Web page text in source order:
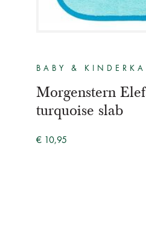
BABY &
Morgenstern
turquoise slab
€ 10,95